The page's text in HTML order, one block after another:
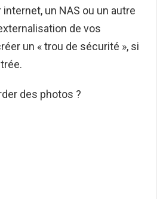
un NAS ou un autre
de vos
un « trou de sécurité », si
des photos ?